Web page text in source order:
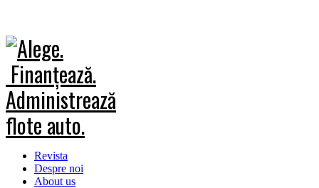
Revista
Despre noi
About us